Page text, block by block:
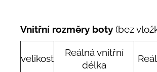
Vnitřní rozměry boty (bez
velikost
Reálná vnitřní
délka